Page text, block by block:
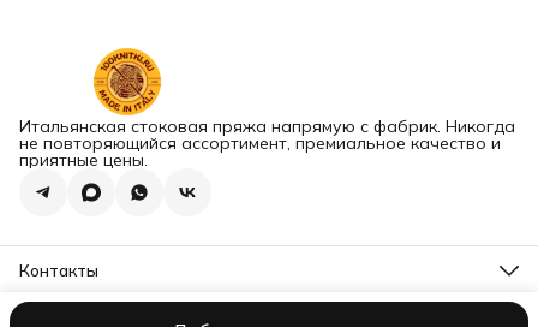
Итальянская стоковая пряжа напрямую с фабрик. Никогда
не повторяющийся ассортимент, премиальное качество и
приятные цены.
Контакты
Наш склад